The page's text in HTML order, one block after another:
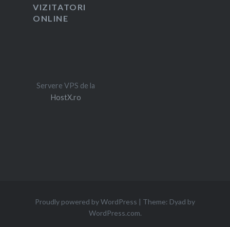
VIZITATORI
ONLINE
Servere VPS de la
HostX.ro
Proudly powered by WordPress | Theme: Dyad by
WordPress.com.